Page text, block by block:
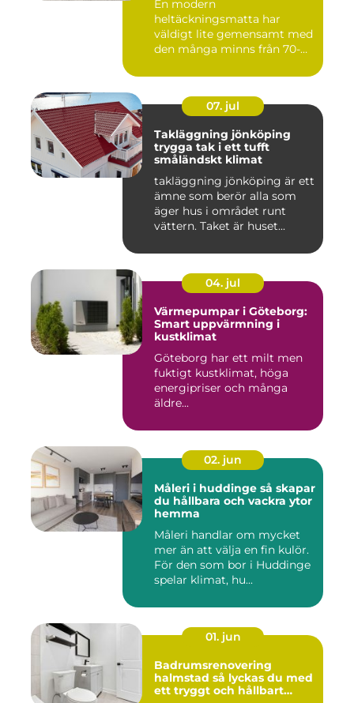
En modern
heltäckningsmatta har
väldigt lite gemensamt med
den många minns från 70-
07. jul
Takläggning jönköping
trygga tak i ett tufft
småländskt klimat
takläggning jönköping är ett
ämne som berör alla som
äger hus i området runt
vättern. Taket är huset...
04. jul
Värmepumpar i Göteborg:
Smart uppvärmning i
kustklimat
Göteborg har ett milt men
fuktigt kustklimat, höga
energipriser och många
äldre...
02. jun
Måleri i huddinge så skapar
du hållbara och vackra ytor
hemma
Måleri handlar om mycket
mer än att välja en fin kulör.
För den som bor i Huddinge
spelar klimat, hu...
01. jun
Badrumsrenovering
halmstad så lyckas du med
ett tryggt och hållbart